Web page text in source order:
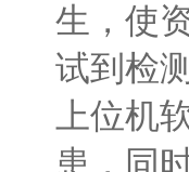
生，使
试到检
上位机
患，同